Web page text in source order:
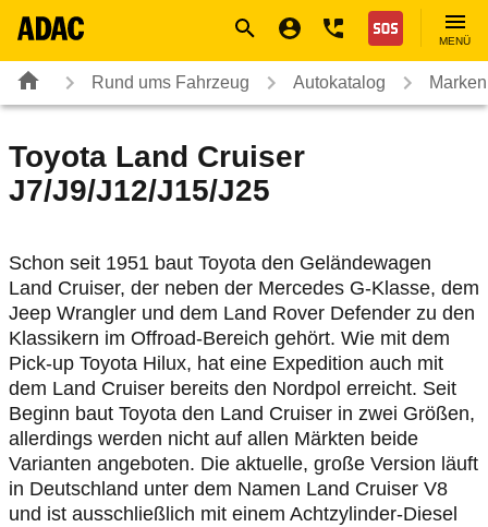
Nothilfe
MENÜ
Rund ums Fahrzeug Autokatalog
Toyota Land Cruiser
J7/J9/J12/J15/J25
Schon seit 1951 baut Toyota den Geländewagen
Land Cruiser, der neben der Mercedes G-Klasse, dem
Jeep Wrangler und dem Land Rover Defender zu den
Klassikern im Offroad-Bereich gehört. Wie mit dem
Pick-up Toyota Hilux, hat eine Expedition auch mit
dem Land Cruiser bereits den Nordpol erreicht. Seit
Beginn baut Toyota den Land Cruiser in zwei Größen,
allerdings werden nicht auf allen Märkten beide
Varianten angeboten. Die aktuelle, große Version läuft
in Deutschland unter dem Namen Land Cruiser V8
und ist ausschließlich mit einem Achtzylinder-Diesel